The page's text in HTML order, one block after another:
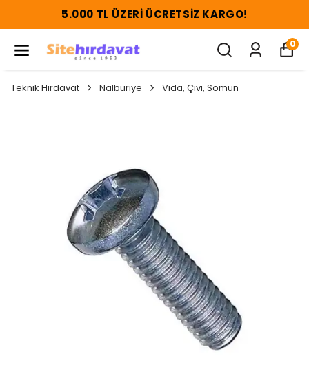
5.000 TL ÜZERI ÜCRETSIZ KARGO!
0
Teknik Hırdavat Nalburiye Vida, Çivi, Somun